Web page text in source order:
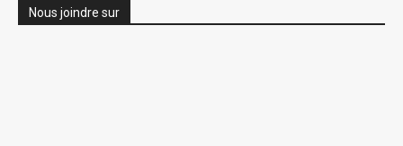
Nous joindre sur